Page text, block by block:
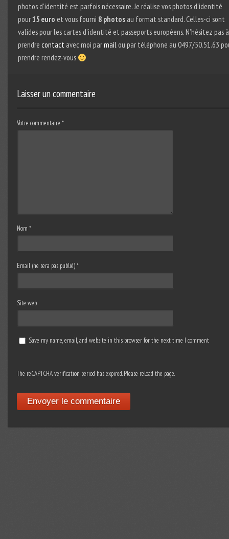
photos d’identité est parfois nécessaire. Je réalise vos photos d’identité
pour15 euro et vous fourni 8 photosau format standard. Celles-ci sont
valides pour les cartes d’identité et passeports européens. N’hésitez pas à
prendre contactavec moi parmailou par téléphone au 0497/50.51.63
prendre rendez-vous
Laisser un commentaire
Votre commentaire*
Nom*
Email (ne sera pas publié)*
Site web
Save my name, email, and website in this browser for the next time I comment
The reCAPTCHA verification period has expired. Please reload the page.